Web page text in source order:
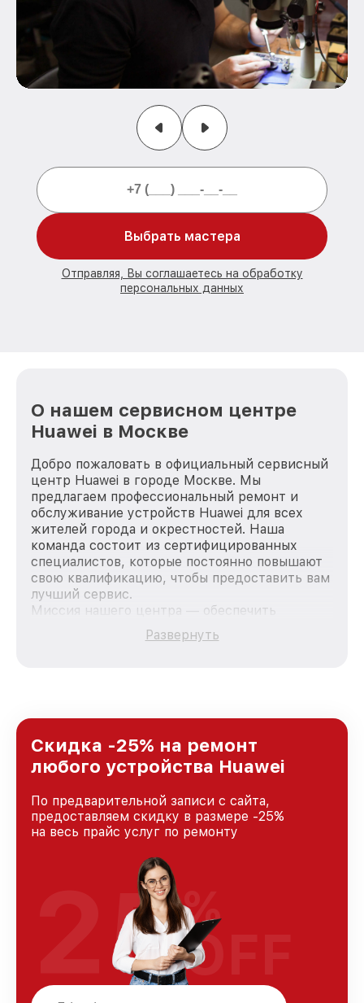
Выбрать мастера
Отправляя, Вы соглашаетесь на обработку
персональных данных
О нашем сервисном центре
Huawei в Москве
Добро пожаловать в официальный сервисный
центр Huawei в городе Москве. Мы
предлагаем профессиональный ремонт и
обслуживание устройств Huawei для всех
жителей города и окрестностей. Наша
команда состоит из сертифицированных
специалистов, которые постоянно повышают
свою квалификацию, чтобы предоставить вам
лучший сервис.
Миссия нашего центра — обеспечить
качественный и доступный ремонт для
каждого пользователя продукции Huawei, вне
Москве, постоянно повышая уровень доверия
и лояльности наших клиентов.
Развернуть
Скидка -25% на ремонт
любого устройства Huawei
По предварительной записи с сайта,
предоставляем скидку в размере -25%
на весь прайс услуг по ремонту
25%
OFF